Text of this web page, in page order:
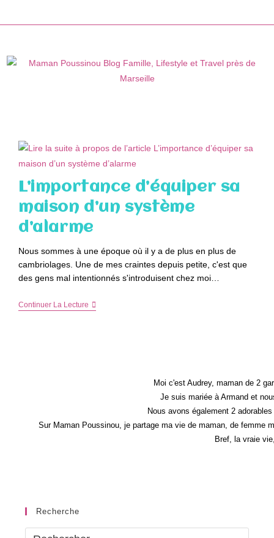
L’importance d’équiper sa
maison d’un système
d’alarme
Nous sommes à une époque où il y a de plus en plus de
cambriolages. Une de mes craintes depuis petite, c'est que
des gens mal intentionnés s'introduisent chez moi…
Continuer La LectureL’importance
Moi c'est Audrey, maman de 2
Je suis mariée à Armand et
Nous avons également 2
Sur Maman Poussinou, je partage ma vie de maman, de femme
Bref, la vraie
Recherche